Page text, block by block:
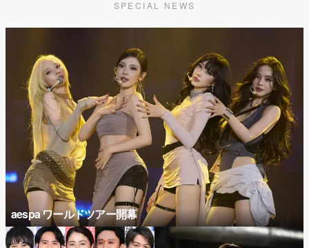
SPECIAL NEWS
aespa ワールドツアー開幕